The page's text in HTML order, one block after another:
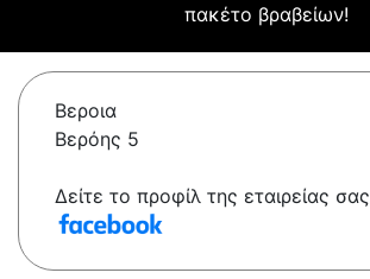
πακέτο βραβείων!
Βεροια
Βερόης 5
Δείτε το προφίλ της εταιρείας σας